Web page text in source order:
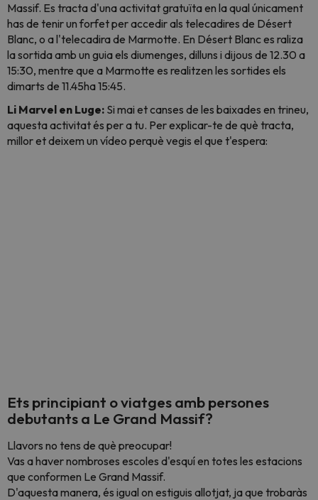
Massif. Es tracta d'una activitat gratuïta en la qual únicament
has de tenir un forfet per accedir als telecadires de Désert
Blanc, o a l'telecadira de Marmotte. En Désert Blanc es raliza
la sortida amb un guia els diumenges, dilluns i dijous de 12.30 a
15:30, mentre que a Marmotte es realitzen les sortides els
dimarts de 11.45ha 15:45.
Li Marvel en Luge: Si mai et canses de les baixades en trineu,
aquesta activitat és per a tu. Per explicar-te de què tracta,
millor et deixem un vídeo perquè vegis el que t'espera:
Ets principiant o viatges amb persones
debutants a Le Grand Massif?
Llavors no tens de què preocupar!
Vas a haver nombroses escoles d'esquí en totes les estacions
que conformen Le Grand Massif.
D'aquesta manera, és igual on estiguis allotjat, ja que trobaràs